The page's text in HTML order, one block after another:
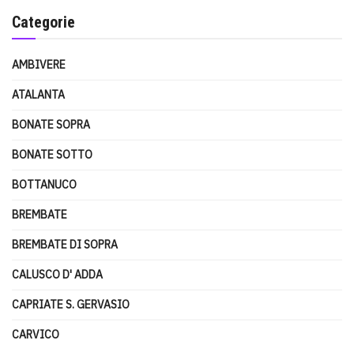
Categorie
AMBIVERE
ATALANTA
BONATE SOPRA
BONATE SOTTO
BOTTANUCO
BREMBATE
BREMBATE DI SOPRA
CALUSCO D' ADDA
CAPRIATE S. GERVASIO
CARVICO